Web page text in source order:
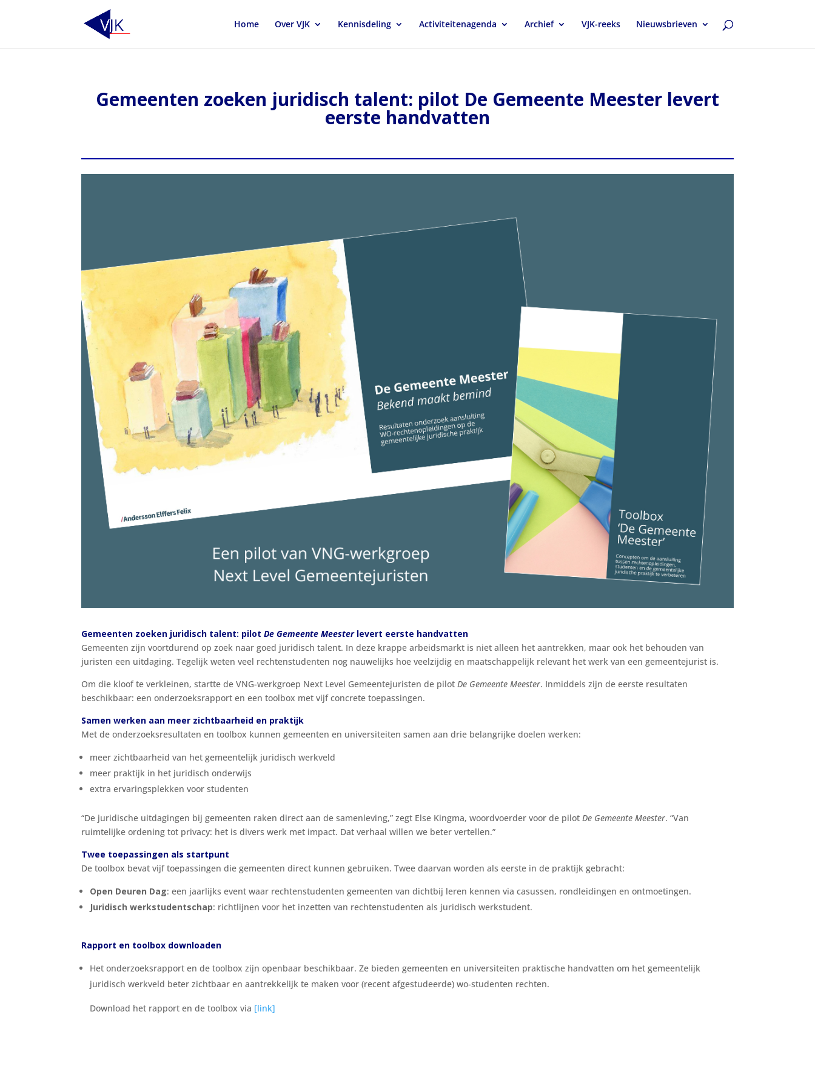
Home Over VJK Kennisdeling Activiteitenagenda Archief VJK-reeks Nieuwsbrieven
Gemeenten zoeken juridisch talent: pilot De Gemeente Meester levert
eerste handvatten
Gemeenten zoeken juridisch talent: pilotDe Gemeente Meesterlevert eerste handvatten
Gemeenten zijn voortdurend op zoek naar goed juridisch talent. In deze krappe arbeidsmarkt is niet alleen het aantrekken, maar ook het behouden van
juristen een uitdaging. Tegelijk weten veel rechtenstudenten nog nauwelijks hoe veelzijdig en maatschappelijk relevant het werk van een gemeentejurist is.
Om die kloof te verkleinen, startte de VNG-werkgroep Next Level Gemeentejuristen de pilotDe Gemeente Meester. Inmiddels zijn de eerste resultaten
beschikbaar: een onderzoeksrapport en een toolbox met vijf concrete toepassingen.
Samen werken aan meer zichtbaarheid en praktijk
Met de onderzoeksresultaten en toolbox kunnen gemeenten en universiteiten samen aan drie belangrijke doelen werken:
meer zichtbaarheid van het gemeentelijk juridisch werkveld
meer praktijk in het juridisch onderwijs
extra ervaringsplekken voor studenten
“De juridische uitdagingen bij gemeenten raken direct aan de samenleving,” zegt Else Kingma, woordvoerder voor de pilotDe Gemeente Meester. “Van
ruimtelijke ordening tot privacy: het is divers werk met impact. Dat verhaal willen we beter vertellen.”
Twee toepassingen als startpunt
De toolbox bevat vijf toepassingen die gemeenten direct kunnen gebruiken. Twee daarvan worden als eerste in de praktijk gebracht:
Open Deuren Dag: een jaarlijks event waar rechtenstudenten gemeenten van dichtbij leren kennen via casussen, rondleidingen en ontmoetingen.
Juridisch werkstudentschap: richtlijnen voor het inzetten van rechtenstudenten als juridisch werkstudent.
Rapport en toolbox downloaden
Het onderzoeksrapport en de toolbox zijn openbaar beschikbaar. Ze bieden gemeenten en universiteiten praktische handvatten om het gemeentelijk
juridisch werkveld beter zichtbaar en aantrekkelijk te maken voor (recent afgestudeerde) wo-studenten rechten.
Download het rapport en de toolbox via [link]